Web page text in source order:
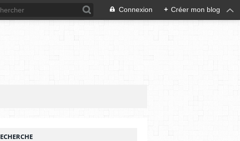
Connexion + Créer mon blog